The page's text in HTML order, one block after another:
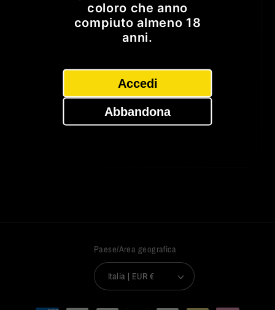
-5 gocce foamer
Paese/Area geografica
Italia | EUR €
coloro che anno
compiuto almeno 18
anni.
Accedi
Abbandona